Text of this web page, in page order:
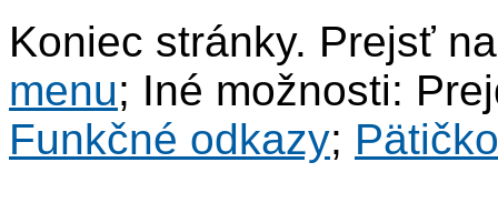
Koniec stránky. Prejsť
menu; Iné možnosti:
Funkčné odkazy;